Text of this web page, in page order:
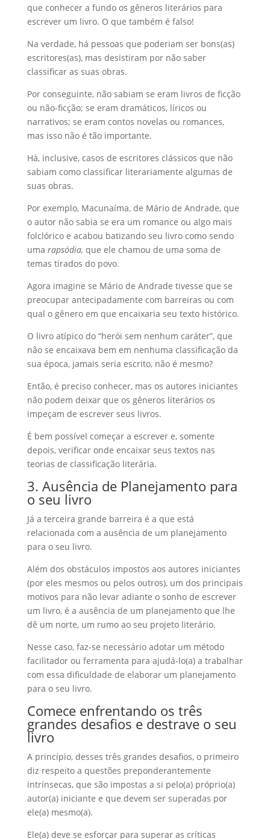
que conhecer a fundo os gêneros literários para
escrever um livro. O que também é falso!
Na verdade, há pessoas que poderiam ser bons(as)
escritores(as), mas desistiram por não saber
classificar as suas obras.
Por conseguinte, não sabiam se eram livros de ficção
ou não-ficção; se eram dramáticos, líricos ou
narrativos; se eram contos novelas ou romances,
mas isso não é tão importante.
Há, inclusive, casos de escritores clássicos que não
sabiam como classificar literariamente algumas de
suas obras.
Por exemplo, Macunaíma, de Mário de Andrade, que
o autor não sabia se era um romance ou algo mais
folclórico e acabou batizando seu livro como sendo
uma rapsódia, que ele chamou de uma soma de
temas tirados do povo.
Agora imagine se Mário de Andrade tivesse que se
preocupar antecipadamente com barreiras ou com
qual o gênero em que encaixaria seu texto histórico.
O livro atípico do “herói sem nenhum caráter”, que
não se encaixava bem em nenhuma classificação da
sua época, jamais seria escrito, não é mesmo?
Então, é preciso conhecer, mas os autores iniciantes
não podem deixar que os gêneros literários os
impeçam de escrever seus livros.
É bem possível começar a escrever e, somente
depois, verificar onde encaixar seus textos nas
teorias de classificação literária.
3. Ausência de Planejamento para
o seu livro
Já a terceira grande barreira é a que está
relacionada com a ausência de um planejamento
para o seu livro.
Além dos obstáculos impostos aos autores iniciantes
(por eles mesmos ou pelos outros), um dos principais
motivos para não levar adiante o sonho de escrever
um livro, é a ausência de um planejamento que lhe
dê um norte, um rumo ao seu projeto literário.
Nesse caso, faz-se necessário adotar um método
facilitador ou ferramenta para ajudá-lo(a) a trabalhar
com essa dificuldade de elaborar um planejamento
para o seu livro.
Comece enfrentando os três
grandes desafios e destrave o seu
livro
A princípio, desses três grandes desafios, o primeiro
diz respeito a questões preponderantemente
intrínsecas, que são impostas a si pelo(a) próprio(a)
autor(a) iniciante e que devem ser superadas por
ele(a) mesmo(a).
Ele(a) deve se esforçar para superar as críticas